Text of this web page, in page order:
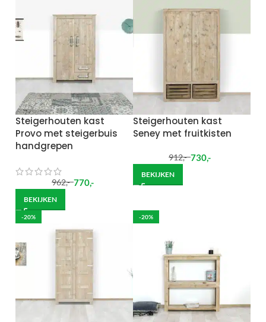
Steigerhouten kast
Provo met steigerbuis
handgrepen
962,- 770,-
BEKIJKEN
Steigerhouten kast
Seney met fruitkisten
912,- 730,-
BEKIJKEN
-20% -20%